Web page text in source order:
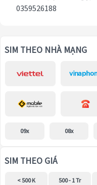
0359526188
SIM THEO NHÀ MẠNG
09x 08x
SIM THEO GIÁ
< 500 K 500 - 1 Tr